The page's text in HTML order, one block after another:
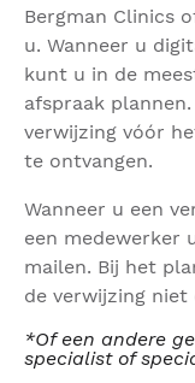
Bergman Clinics
u. Wanneer u
kunt u in de
afspraak
verwijzing vóór
te ontvangen.
Wanneer u een
een medewerker
mailen. Bij het
de verwijzing niet
*Of een andere
specialist of